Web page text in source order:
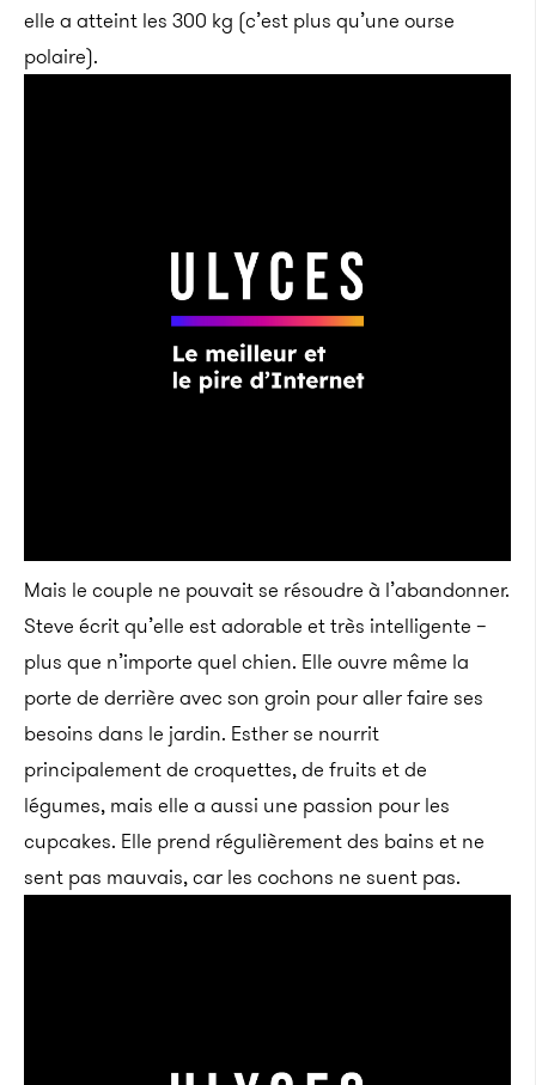
elle a atteint les 300 kg (c’est plus qu’une ourse
polaire).
Mais le couple ne pouvait se résoudre à l’abandonner.
Steve écrit qu’elle est adorable et très intelligente –
plus que n’importe quel chien. Elle ouvre même la
porte de derrière avec son groin pour aller faire ses
besoins dans le jardin. Esther se nourrit
principalement de croquettes, de fruits et de
légumes, mais elle a aussi une passion pour les
cupcakes. Elle prend régulièrement des bains et ne
sent pas mauvais, car les cochons ne suent pas.